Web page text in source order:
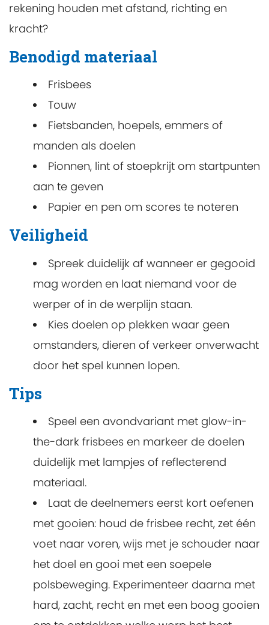
rekening houden met afstand, richting en
kracht?
Benodigd materiaal
Frisbees
Touw
Fietsbanden, hoepels, emmers of
manden als doelen
Pionnen, lint of stoepkrijt om startpunten
aan te geven
Papier en pen om scores te noteren
Veiligheid
Spreek duidelijk af wanneer er gegooid
mag worden en laat niemand voor de
werper of in de werplijn staan.
Kies doelen op plekken waar geen
omstanders, dieren of verkeer onverwacht
door het spel kunnen lopen.
Tips
Speel een avondvariant met glow-in-
the-dark frisbees en markeer de doelen
duidelijk met lampjes of reflecterend
materiaal.
Laat de deelnemers eerst kort oefenen
met gooien: houd de frisbee recht, zet één
voet naar voren, wijs met je schouder naar
het doel en gooi met een soepele
polsbeweging. Experimenteer daarna met
hard, zacht, recht en met een boog gooien